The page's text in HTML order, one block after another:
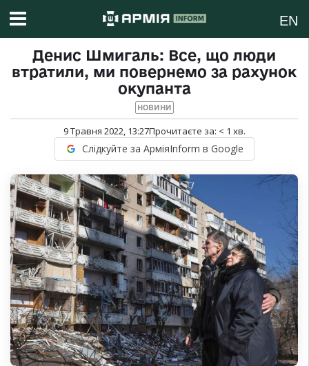
EN
Денис Шмигаль: Все, що люди
втратили, ми повернемо за рахунок
окупанта
НОВИНИ
9 Травня 2022, 13:27Прочитаєте за: < 1 хв.
Слідкуйте за АрміяInform в Google